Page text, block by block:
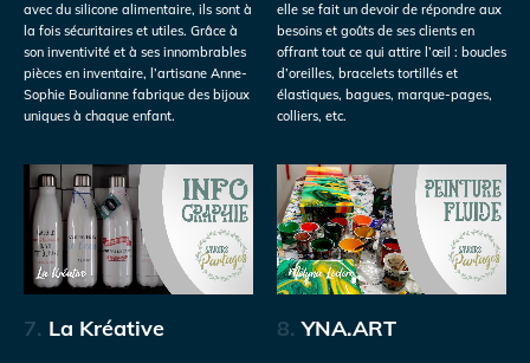
avec du silicone alimentaire, ils sont à
la fois sécuritaires et utiles. Grâce à
son inventivité et à ses innombrables
pièces en inventaire, l’artisane Anne-
Sophie Boulianne fabrique des bijoux
uniques à chaque enfant.
elle se fait un devoir de répondre aux
besoins et goûts de ses clients en
offrant tout ce qui attire l’œil : boucles
d’oreilles, bracelets tortillés et
élastiques, bagues, marque-pages,
colliers, etc.
7. La Kréative 8.YNA.ART